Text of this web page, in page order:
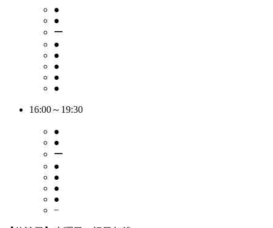
●
●
ー
●
●
●
●
●
16:00～19:30
●
●
ー
●
●
●
●
−